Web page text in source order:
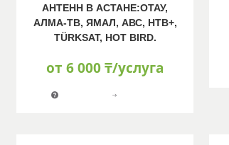
АНТЕНН В АСТАНЕ:ОТАУ,
АЛМА-ТВ, ЯМАЛ, АВС, НТВ+,
TÜRKSAT, HOT BIRD.
от 6 000 ₸/услуга